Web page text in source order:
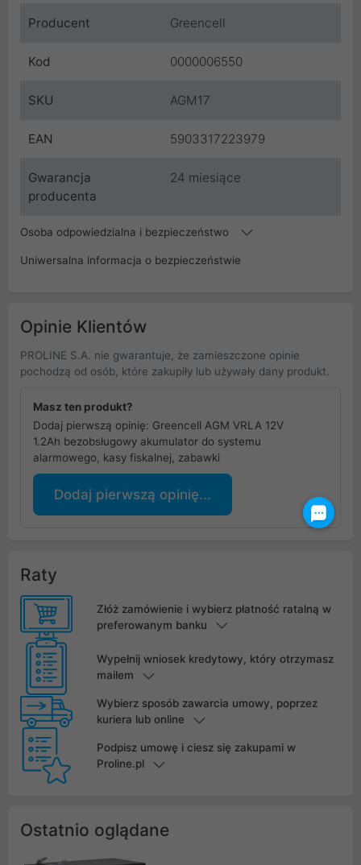
Producent Greencell
Kod 0000006550
SKU AGM17
EAN 5903317223979
Gwarancja
producenta
24 miesiące
Osoba odpowiedzialna i bezpieczeństwo
Uniwersalna informacja o bezpieczeństwie
Opinie Klientów
PROLINE S.A. nie gwarantuje, że zamieszczone opinie
pochodzą od osób, które zakupiły lub używały dany produkt.
Masz ten produkt?
Dodaj pierwszą opinię: Greencell AGM VRLA 12V
1.2Ah bezobsługowy akumulator do systemu
alarmowego, kasy fiskalnej, zabawki
Dodaj pierwszą opinię...
Raty
Złóż zamówienie i wybierz płatność ratalną w
preferowanym banku
Wypełnij wniosek kredytowy, który otrzymasz
mailem
Wybierz sposób zawarcia umowy, poprzez
kuriera lub online
Podpisz umowę i ciesz się zakupami w
Proline.pl
Ostatnio oglądane